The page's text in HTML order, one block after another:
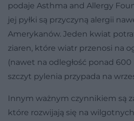
podaje Asthma and Allergy
jej pyłki są przyczyną alergii
Amerykanów. Jeden kwiat
ziaren, które wiatr przenosi na
(nawet na odległość ponad
szczyt pylenia przypada na
Innym ważnym czynnikiem są
które rozwijają się na